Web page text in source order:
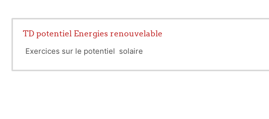
TD potentiel Energies renouvelable
Exercices sur le potentiel solaire